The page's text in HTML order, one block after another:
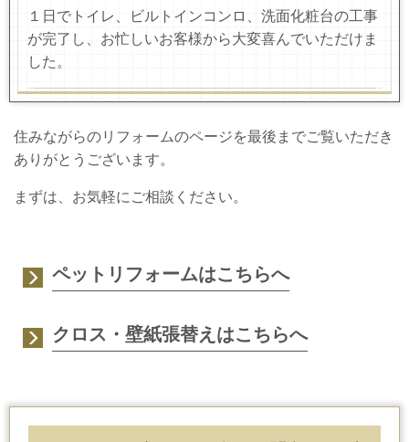
１日でトイレ、ビルトインコンロ、洗面化粧台の工事
が完了し、お忙しいお客様から大変喜んでいただけま
した。
住みながらのリフォームのページを最後までご覧いただき
ありがとうございます。
まずは、お気軽にご相談ください。
ペットリフォームはこちらへ
クロス・壁紙張替えはこちらへ